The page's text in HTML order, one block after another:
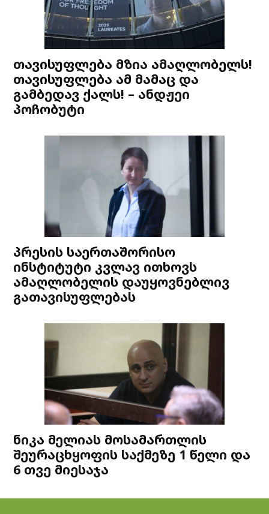
თავისუფლება მზია ამაღლობელს!
თავისუფლება ამ მამაც და
გამბედავ ქალს! – ანდჟეი
პოჩობუტი
პრესის საერთაშორისო
ინსტიტუტი კვლავ ითხოვს
ამაღლობელის დაუყოვნებლივ
გათავისუფლებას
ნიკა მელიას მოსამართლის
შეურაცხყოფის საქმეზე 1 წელი და
6 თვე მიესაჯა